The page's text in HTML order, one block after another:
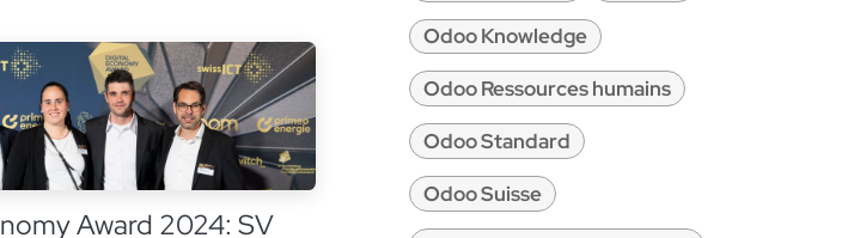
Award 2024: SV
Odoo Knowledge
Odoo Ressources humains
Odoo Standard
Odoo Suisse